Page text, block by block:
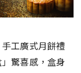
工廣式月餅禮
驚喜感，盒身